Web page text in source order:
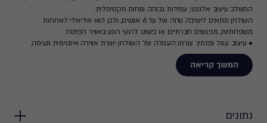
המשלב עיצוב אלגנטי, עמידות גבוהה ונוחות מקסימלית.
השולחן מתאים לישיבה נוחה של עד 6 אנשים, ולכן הוא אידיאלי לארוחות
משפחתיות, מפגשים חברתיים או פשוט לרגעי רוגע באוויר הפתוח.
• עיצוב עגול ומזמין: צורתו העגולה של השולחן יוצרת אווירה אינטימית ונעימה,
ומאפשרת לכל הסועדים גישה נוחה.
• חומרי גלם איכותיים: עשוי מאלומיניום עמיד וקל משקל, המבטיח עמידות בפני
פגעי מזג האוויר, כולל שמש, גשם ולחות.
• תחזוקה קלה: החומרים האיכותיים מאפשרים ניקוי פשוט ומהיר, כך שתוכלו
המשך קריאה
נתונים